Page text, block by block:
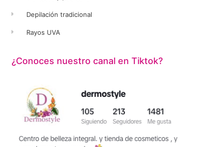
Depilación tradicional
Rayos UVA
¿Conoces nuestro canal en Tiktok?